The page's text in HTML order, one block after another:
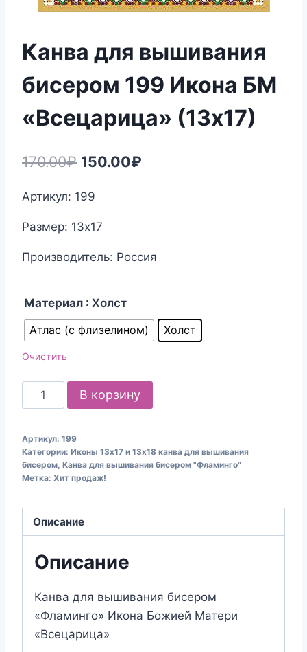
Канва для вышивания
бисером 199 Икона БМ
«Всецарица» (13х17)
170.00₽ Первоначальная
170.00₽.
150.00₽
Артикул: 199
Размер: 13х17
Производитель: Россия
Материал : Холст
Атлас (с флизелином)
Холст
Очистить
Количество
товара
для
вышивания
бисером
Икона
БМ
"Всецарица"
В корзину
Артикул: 199
Категории: Иконы 13х17 и 13х18 канва для вышивания
бисером Канва для вышивания бисером "Фламинго"
Метка: Хит продаж!
Описание
Описание
Канва для вышивания бисером
«Фламинго» Икона Божией Матери
«Всецарица»